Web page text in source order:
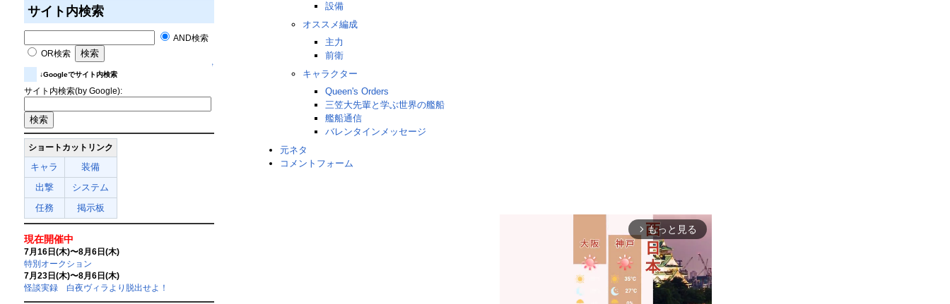
サイト内検索
AND検索
OR検索
↑
↓Googleでサイト内検索
サイト内検索(by Google):
ショートカットリンク
キャラ
装備
出撃
システム
任務
掲示板
現在開催中
7月16日(木)〜8月6日(木)
特別オークション
7月23日(木)〜8月6日(木)
怪談実録 白夜ヴィラより脱出せよ！
設備
オススメ編成
主力
前衛
キャラクター
Queen's Orders
三笠大先輩と学ぶ世界の艦船
艦船通信
バレンタインメッセージ
元ネタ
コメントフォーム
arrow_forward_ios もっと見る